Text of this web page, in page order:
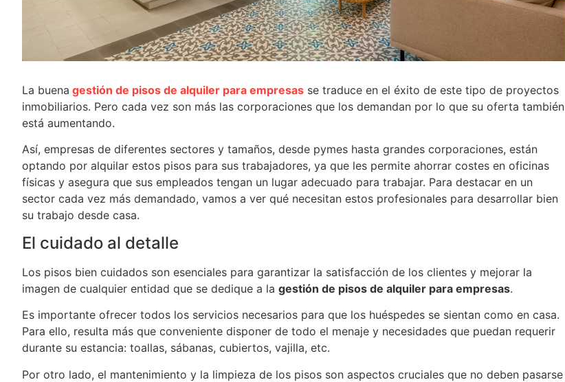
La buena gestión de pisos de alquiler para empresas se traduce en el éxito de este tipo de proyectos
inmobiliarios. Pero cada vez son más las corporaciones que los demandan por lo que su oferta también
está aumentando.
Así, empresas de diferentes sectores y tamaños, desde pymes hasta grandes corporaciones, están
optando por alquilar estos pisos para sus trabajadores, ya que les permite ahorrar costes en oficinas
físicas y asegura que sus empleados tengan un lugar adecuado para trabajar. Para destacar en un
sector cada vez más demandado, vamos a ver qué necesitan estos profesionales para desarrollar bien
su trabajo desde casa.
El cuidado al detalle
Los pisos bien cuidados son esenciales para garantizar la satisfacción de los clientes y mejorar la
imagen de cualquier entidad que se dedique a la gestión de pisos de alquiler para empresas.
Es importante ofrecer todos los servicios necesarios para que los huéspedes se sientan como en casa.
Para ello, resulta más que conveniente disponer de todo el menaje y necesidades que puedan requerir
durante su estancia: toallas, sábanas, cubiertos, vajilla, etc.
Por otro lado, el mantenimiento y la limpieza de los pisos son aspectos cruciales que no deben pasarse